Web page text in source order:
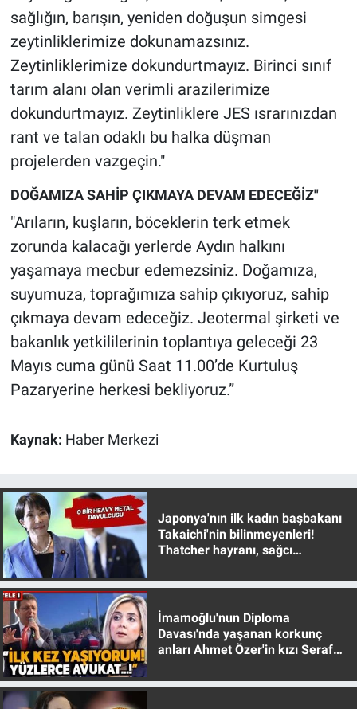
sağlığın, barışın, yeniden doğuşun simgesi
zeytinliklerimize dokunamazsınız.
Zeytinliklerimize dokundurtmayız. Birinci sınıf
tarım alanı olan verimli arazilerimize
dokundurtmayız. Zeytinliklere JES ısrarınızdan
rant ve talan odaklı bu halka düşman
projelerden vazgeçin."
DOĞAMIZA SAHİP ÇIKMAYA DEVAM EDECEĞİZ"
"Arıların, kuşların, böceklerin terk etmek
zorunda kalacağı yerlerde Aydın halkını
yaşamaya mecbur edemezsiniz. Doğamıza,
suyumuza, toprağımıza sahip çıkıyoruz, sahip
çıkmaya devam edeceğiz. Jeotermal şirketi ve
bakanlık yetkililerinin toplantıya geleceği 23
Mayıs cuma günü Saat 11.00’de Kurtuluş
Pazaryerine herkesi bekliyoruz.”
Kaynak: Haber Merkezi
Japonya'nın ilk kadın başbakanı
Takaichi'nin bilinmeyenleri!
Thatcher hayranı, sağcı
İmamoğlu'nun Diploma
Davası'nda yaşanan korkunç
anları Ahmet Özer'in kızı Seraf